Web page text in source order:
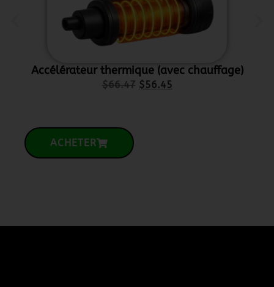
Accélérateur thermique (avec chauffage)
$66.47 $56.45
ACHETER